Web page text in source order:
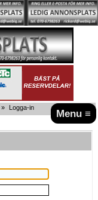
Menu ≡
» Logga-in